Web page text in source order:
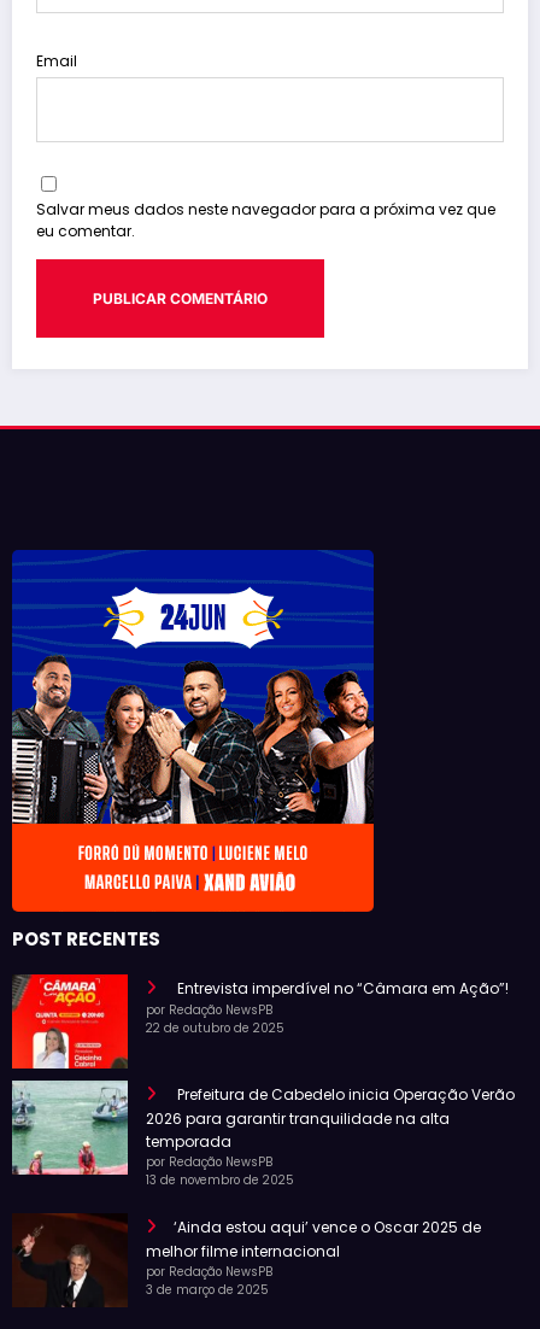
Email
Salvar meus dados neste navegador para a próxima vez que
eu comentar.
POST RECENTES
Entrevista imperdível no “Câmara em Ação”!
por Redação NewsPB
22 de outubro de 2025
Prefeitura de Cabedelo inicia Operação Verão
2026 para garantir tranquilidade na alta
temporada
por Redação NewsPB
13 de novembro de 2025
‘Ainda estou aqui’ vence o Oscar 2025 de
melhor filme internacional
por Redação NewsPB
3 de março de 2025